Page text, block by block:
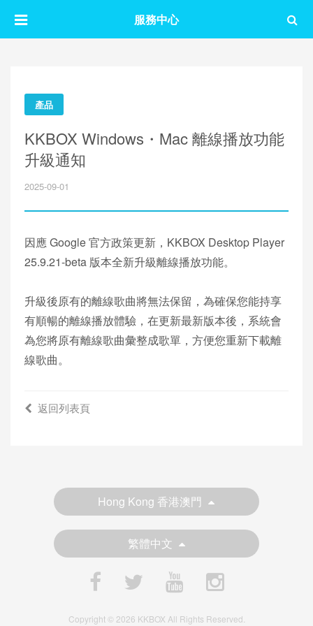
服務中心
產品
KKBOX Windows・Mac 離線播放功能
升級通知
2025-09-01
因應 Google 官方政策更新，KKBOX Desktop Player
25.9.21-beta 版本全新升級離線播放功能。
升級後原有的離線歌曲將無法保留，為確保您能持享
有順暢的離線播放體驗，在更新最新版本後，系統會
為您將原有離線歌曲彙整成歌單，方便您重新下載離
線歌曲。
返回列表頁
Hong Kong 香港澳門
繁體中文
Copyright © 2026 KKBOX All Rights Reserved.